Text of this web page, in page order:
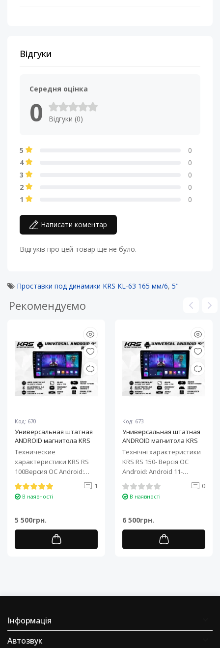
Відгуки
Середня оцінка
0 Відгуки (0)
5
0
4
0
3
0
2
0
1
0
Написати коментар
Відгуків про цей товар ще не було.
Проставки под динамики KRS KL-63 165 мм/6, 5"
Рекомендуємо
Код: 670
Универсальная штатная
ANDROID магнитола KRS
RS 100 9" 1/32 GB
Технические
характеристики KRS RS
100Версия ОС Android:
Android 11Процессор: 4-
ядерный ARM Cortex-A7..
1
В наявності
5 500грн.
Код: 673
Универсальная штатная
ANDROID магнитола KRS
RS 150 10" 2/32 GB
Технічні характеристики
KRS RS 150- Версія ОС
Android: Android 11-
Процесор: 4-ядерний ARM
Cortex-A7..
0
В наявності
6 500грн.
Інформація
Автозвук